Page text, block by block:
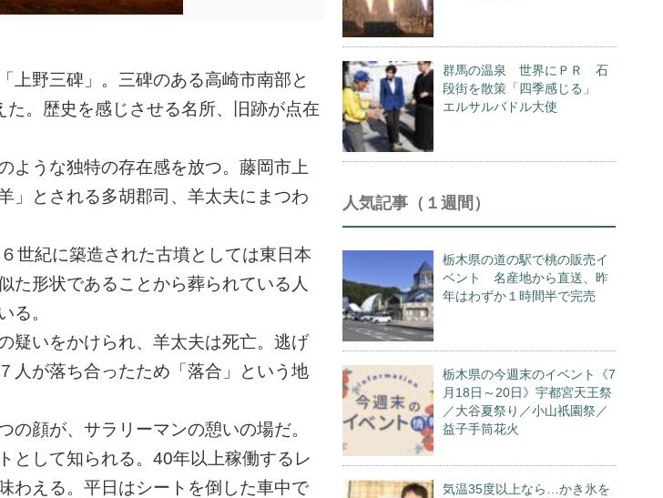
上野三碑」。三碑のある高崎市南部と
た。歴史を感じさせる名所、旧跡が点在
ような独特の存在感を放つ。藤岡市上
」とされる多胡郡司、羊太夫にまつわ
世紀に築造された古墳としては東日本
た形状であることから葬られている人
る。
疑いをかけられ、羊太夫は死亡。逃げ
人が落ち合ったため「落合」という地
の顔が、サラリーマンの憩いの場だ。
として知られる。40年以上稼働するレ
わえる。平日はシートを倒した車中で
群馬の温泉 世界にＰＲ 石
段街を散策「四季感じる」
エルサルバドル大使
人気記事（１週間）
栃木県の道の駅で桃の販売イ
ベント 名産地から直送、昨
年はわずか１時間半で完売
栃木県の今週末のイベント《7
月18日～20日》宇都宮天王祭
／大谷夏祭り／小山祇園祭／
益子手筒花火
気温35度以上なら…かき氷を